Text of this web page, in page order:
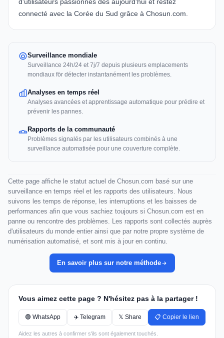
d'utilisateurs passionnés dès aujourd'hui et restez
connecté avec la Corée du Sud grâce à Chosun.com.
Surveillance mondiale
Surveillance 24h/24 et 7j/7 depuis plusieurs emplacements
mondiaux för détecter instantanément les problèmes.
Analyses en temps réel
Analyses avancées et apprentissage automatique pour prédire et
prévenir les pannes.
Rapports de la communauté
Problèmes signalés par les utilisateurs combinés à une
surveillance automatisée pour une couverture complète.
Cette page affiche le statut actuel de Chosun.com basé sur une
surveillance en temps réel et les rapports des utilisateurs. Nous
suivons les temps de réponse, les interruptions et les baisses de
performances afin que vous sachiez toujours si Chosun.com est en
panne ou rencontre des problèmes. Les rapports sont collectés auprès
d'utilisateurs du monde entier ainsi que par notre propre système de
numérisation automatisé, et sont mis à jour en continu.
En savoir plus sur notre méthode
Vous aimez cette page ? N'hésitez pas à la partager !
🟢 WhatsApp ✈️ Telegram 𝕏 Share 📋 Copier le lien
Aidez les autres à confirmer s'ils sont également touchés.